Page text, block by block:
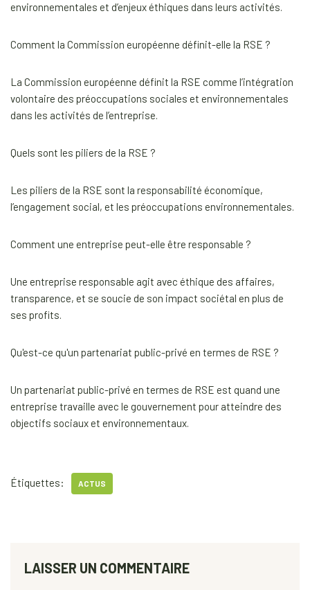
environnementales et d’enjeux éthiques dans leurs activités.
Comment la Commission européenne définit-elle la RSE ?
La Commission européenne définit la RSE comme l’intégration
volontaire des préoccupations sociales et environnementales
dans les activités de l’entreprise.
Quels sont les piliers de la RSE ?
Les piliers de la RSE sont la responsabilité économique,
l’engagement social, et les préoccupations environnementales.
Comment une entreprise peut-elle être responsable ?
Une entreprise responsable agit avec éthique des affaires,
transparence, et se soucie de son impact sociétal en plus de
ses profits.
Qu'est-ce qu'un partenariat public-privé en termes de RSE ?
Un partenariat public-privé en termes de RSE est quand une
entreprise travaille avec le gouvernement pour atteindre des
objectifs sociaux et environnementaux.
Étiquettes: ACTUS
LAISSER UN COMMENTAIRE